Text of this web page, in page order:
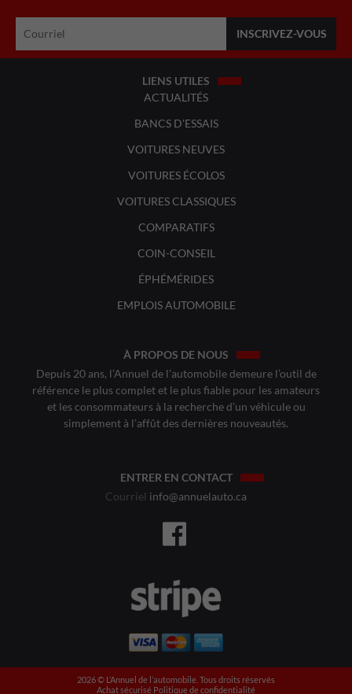
LIENS UTILES
ACTUALITÉS
BANCS D'ESSAIS
VOITURES NEUVES
VOITURES ÉCOLOS
VOITURES CLASSIQUES
COMPARATIFS
COIN-CONSEIL
ÉPHÉMÉRIDES
EMPLOIS AUTOMOBILE
À PROPOS DE NOUS
Depuis 20 ans, l’Annuel de l’automobile demeure l’outil de
référence le plus complet et le plus fiable pour les amateurs
et les consommateurs à la recherche d’un véhicule ou
simplement à l’affût des dernières nouveautés.
ENTRER EN CONTACT
Courriel info@annuelauto.ca
2026 ©️ L’Annuel de l’automobile. Tous droits réservés
Achat sécurisé Politique de confidentialité